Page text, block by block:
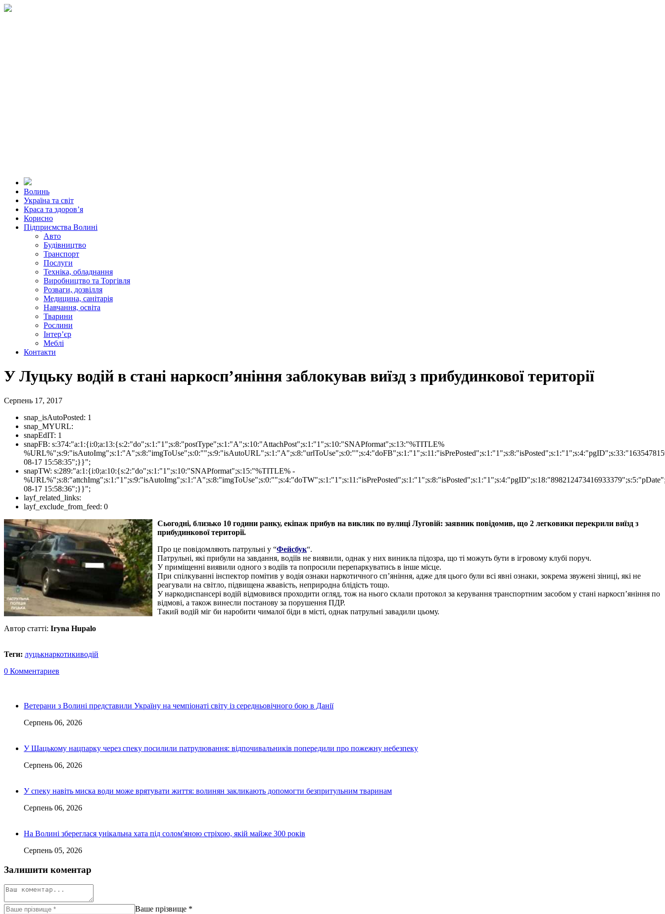
Волинь
Україна та світ
Краса та здоров’я
Корисно
Підприємства Волині
Авто
Будівництво
Транспорт
Послуги
Техніка, обладнання
Виробництво та Торгівля
Розваги, дозвілля
Медицина, санітарія
Навчання, освіта
Тварини
Рослини
Інтер’єр
Меблі
Контакти
У Луцьку водій в стані наркосп’яніння заблокував виїзд з прибудинкової території
Серпень 17, 2017
snap_isAutoPosted: 1
snap_MYURL:
snapEdIT: 1
snapFB: s:374:"a:1:{i:0;a:13:{s:2:"do";s:1:"1";s:8:"postType";s:1:"A";s:10:"AttachPost";s:1:"1";s:10:"SNAPformat";s:13:"%TITLE%
08-17 15:58:35";}}";
snapTW: s:289:"a:1:{i:0;a:10:{s:2:"do";s:1:"1";s:10:"SNAPformat";s:15:"%TITLE% -
08-17 15:58:36";}}";
layf_related_links:
layf_exclude_from_feed: 0
Сьогодні, близько 10 години ранку, екіпаж прибув на виклик по вулиці Луговій: заявник повідомив, що 2 легковики перекрили виїзд з
прибудинкової території.
Про це повідомляють патрульні у “Фейсбук“.
Патрульні, які прибули на завдання, водіїв не виявили, однак у них виникла підозра, що ті можуть бути в ігровому клубі поруч.
У приміщенні виявили одного з водіїв та попросили перепаркуватись в інше місце.
При спілкуванні інспектор помітив у водія ознаки наркотичного сп’яніння, адже для цього були всі явні ознаки, зокрема звужені зіниці, які не
реагували на світло, підвищена жвавість, неприродна блідість тощо.
У наркодиспансері водій відмовився проходити огляд, тож на нього склали протокол за керування транспортним засобом у стані наркосп’яніння по
відмові, а також винесли постанову за порушення ПДР.
Такий водій міг би наробити чималої біди в місті, однак патрульні завадили цьому.
Автор статті: Iryna Hupalo
Теги: луцькнаркотикиводій
0 Комментариев
Ветерани з Волині представили Україну на чемпіонаті світу із середньовічного бою в Данії
Серпень 06, 2026
У Шацькому нацпарку через спеку посилили патрулювання: відпочивальників попередили про пожежну небезпеку
Серпень 06, 2026
У спеку навіть миска води може врятувати життя: волинян закликають допомогти безпритульним тваринам
Серпень 06, 2026
На Волині збереглася унікальна хата під солом'яною стріхою, якій майже 300 років
Серпень 05, 2026
Залишити коментар
Ваше прізвище *